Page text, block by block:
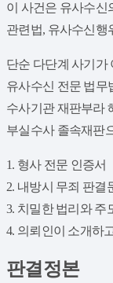
이 사건은 유사수신
관련법, 유사수신행
단순 다단계 사기가
유사수신 전문 법무
수사기관 재판부라
부실수사 졸속재판
​1. 형사 전문 인증서
2. 내방시 무죄 판결
3. 치밀한 법리와 주
4. 의뢰인이 소개하
판결정본